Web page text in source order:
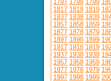
1797 1798 1799
1817 1818 1819
1837 1838 1839
1857 1858 1859
1877 1878 1879
1897 1898 1899
1917 1918 1919
1937 1938 1939
1957 1958 1959
1977 1978 1979
1997 1998 1999